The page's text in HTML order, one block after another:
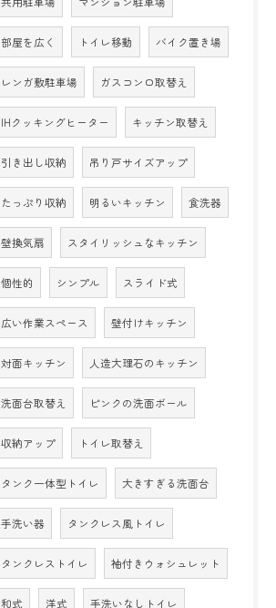
部屋を広く トイレ移動 バイク置き場
レンガ敷駐車場 ガスコンロ取替え
IHクッキングヒーター キッチン取替え
引き出し収納 吊り戸サイズアップ
たっぷり収納 明るいキッチン 食洗器
壁換気扇 スタイリッシュなキッチン
個性的 シンプル スライド式
広い作業スペース 壁付けキッチン
対面キッチン 人造大理石のキッチン
洗面台取替え ピンクの洗面ボール
収納アップ トイレ取替え
タンク一体型トイレ 大きすぎる洗面台
手洗い器 タンクレス風トイレ
タンクレストイレ 袖付きウォシュレット
和式 洋式 手洗いなしトイレ